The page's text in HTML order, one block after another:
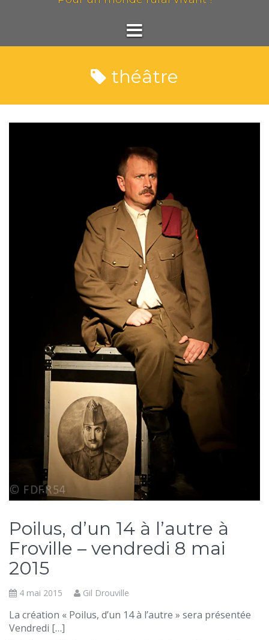
théâtre
Poilus, d’un 14 à l’autre à
Froville – vendredi 8 mai
2015
4 mai 2015 Gil Drouville
La création « Poilus, d’un 14 à l’autre » sera présentée
Vendredi […]